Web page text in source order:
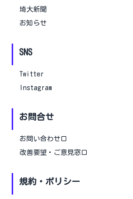
埼大新聞
お知らせ
SNS
Twitter
Instagram
お問合せ
お問い合わせ口
改善要望・ご意見窓口
規約・ポリシー